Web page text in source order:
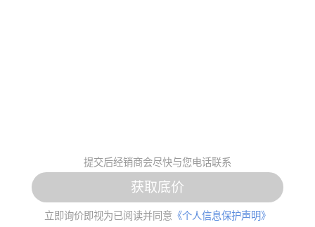
提交后经销商会尽快与您电话联系
获取底价
立即询价即视为已阅读并同意 《个人信息保护声明》